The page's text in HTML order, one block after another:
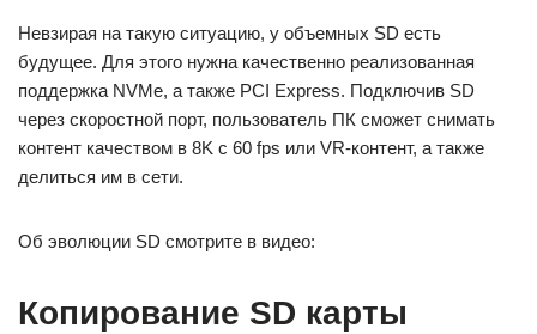
Невзирая на такую ситуацию, у объемных SD есть
будущее. Для этого нужна качественно реализованная
поддержка NVMe, а также PCI Express. Подключив SD
через скоростной порт, пользователь ПК сможет снимать
контент качеством в 8K с 60 fps или VR-контент, а также
делиться им в сети.
Об эволюции SD смотрите в видео:
Копирование SD карты